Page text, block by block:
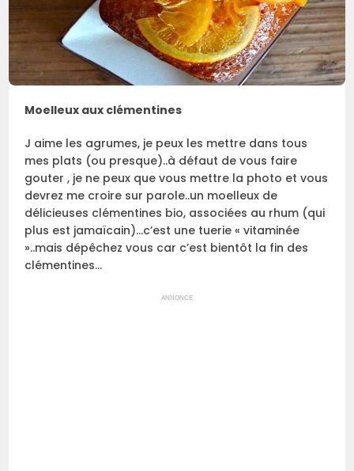
Moelleux aux clémentines
J aime les agrumes, je peux les mettre dans tous
mes plats (ou presque)..à défaut de vous faire
gouter , je ne peux que vous mettre la photo et vous
devrez me croire sur parole..un moelleux de
délicieuses clémentines bio, associées au rhum (qui
plus est jamaïcain)…c’est une tuerie « vitaminée
»..mais dépêchez vous car c’est bientôt la fin des
clémentines…
ANNONCE